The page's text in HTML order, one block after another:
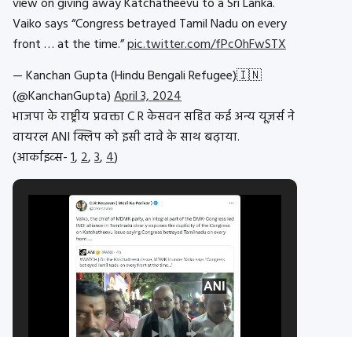
Vaiko says “Congress betrayed Tamil Nadu on every
front … at the time.”pic.twitter.com/fPcOhFwSTX
— Kanchan Gupta (Hindu Bengali Refugee)🇮🇳
(@KanchanGupta)April 3, 2024
भाजपा के राष्ट्रीय प्रवक्ता C R केसवन सहित कई अन्य यूज़र्स ने
वायरल ANI क्लिप को इसी दावे के साथ बढ़ाया.
(आर्काइव्स-1,2,3,4)